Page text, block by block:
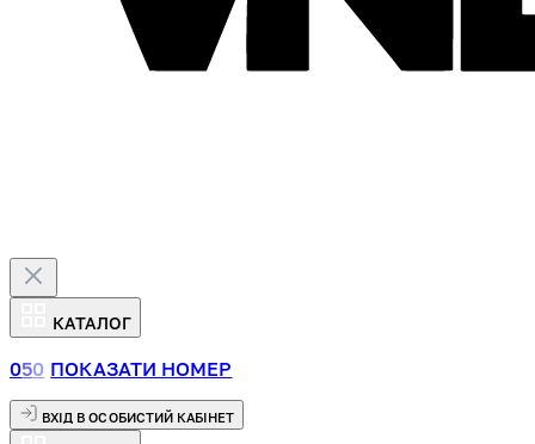
КАТАЛОГ
050 ПОКАЗАТИ НОМЕР
ВХІД В ОСОБИСТИЙ КАБІНЕТ